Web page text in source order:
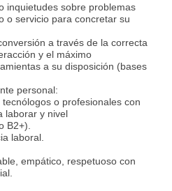
inquietudes sobre problemas
o servicio para concretar su
a través de la correcta
y el máximo
a su disposición (bases
personal:
o profesionales con
laborar y nivel
B2+).
laboral.
empático, respetuoso con